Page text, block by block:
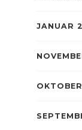
JANUAR